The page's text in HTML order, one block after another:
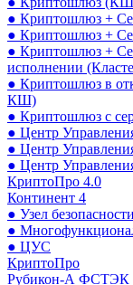
● Криптошлюз +
● Криптошлюз +
● Криптошлюз +
исполнении
● Криптошлюз в
КШ)
● Криптошлюз с
● Центр
● Центр
● Центр
КриптоПро 4.0
Континент 4
● Узел безопасности
●
● ЦУС
КриптоПро
Рубикон-А ФСТЭК